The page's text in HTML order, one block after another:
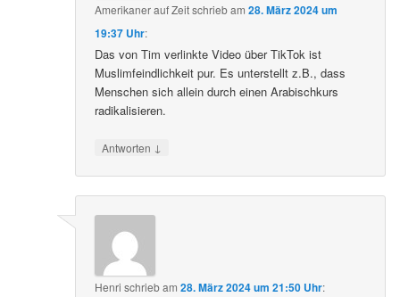
Amerikaner auf Zeitschriebam28. März 2024 um
19:37 Uhr:
Das von Tim verlinkte Video über TikTok ist
Muslimfeindlichkeit pur. Es unterstellt z.B., dass
Menschen sich allein durch einen Arabischkurs
radikalisieren.
Antworten ↓
Henri schriebam28. März 2024 um 21:50 Uhr: